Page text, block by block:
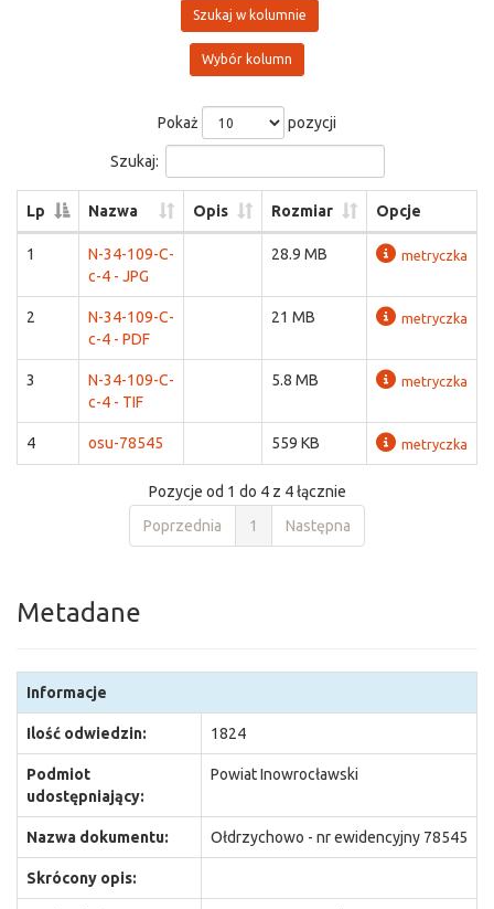
Szukaj w kolumnie
Wybór kolumn
Pokaż pozycji
Szukaj:
Lp Nazwa Opis Rozmiar Opcje
1
N-34-109-C-
c-4 - JPG
28.9 MB metryczka
2
N-34-109-C-
c-4 - PDF
21 MB metryczka
3
N-34-109-C-
c-4 - TIF
5.8 MB metryczka
4 osu-78545 559 KB metryczka
Pozycje od 1 do 4 z 4 łącznie
Poprzednia
1 Następna
Metadane
Informacje
Ilość odwiedzin: 1824
Podmiot
udostępniający:
Powiat Inowrocławski
Nazwa dokumentu: Ołdrzychowo - nr ewidencyjny 78545
Skrócony opis: